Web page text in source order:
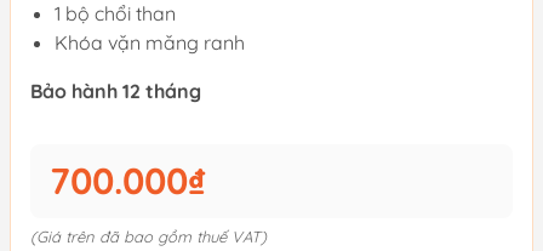
1 bộ chổi than
Khóa vặn măng ranh
Bảo hành 12 tháng
700.000₫
(Giá trên đã bao gồm thuế VAT)